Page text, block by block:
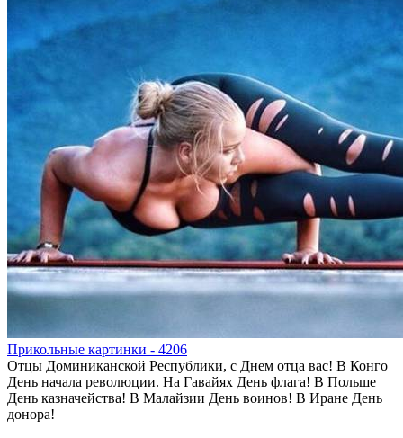
Прикольные картинки - 4206
Отцы Доминиканской Республики, с Днем отца вас! В Конго
День начала революции. На Гавайях День флага! В Польше
День казначейства! В Малайзии День воинов! В Иране День
донора!